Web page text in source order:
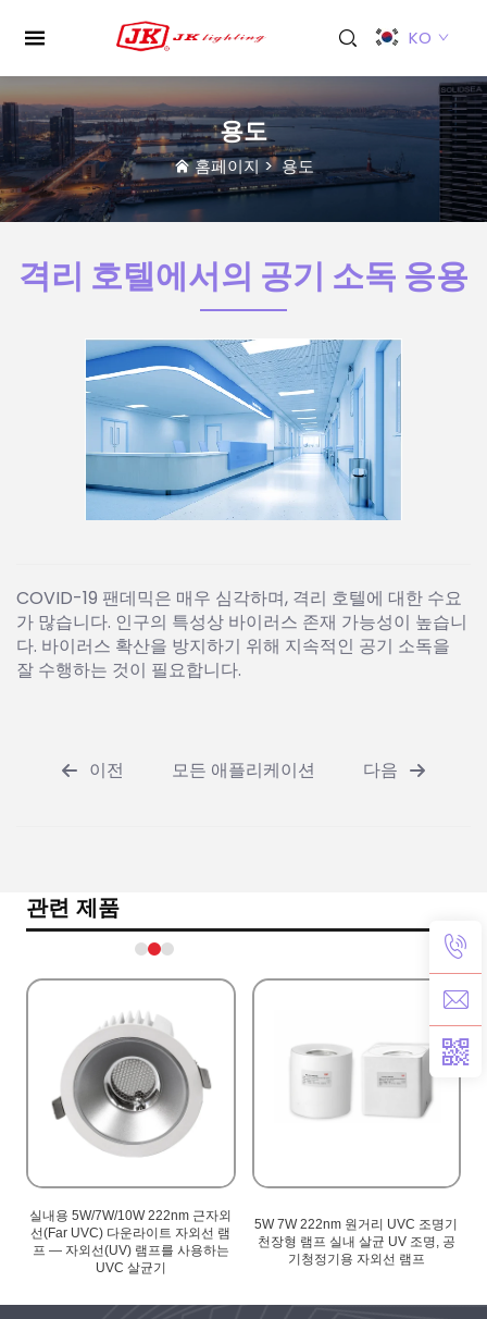
KO
용도
홈페이지>용도
격리 호텔에서의 공기 소독 응용
COVID-19 팬데믹은 매우 심각하며, 격리 호텔에 대한 수요
가 많습니다. 인구의 특성상 바이러스 존재 가능성이 높습니
다. 바이러스 확산을 방지하기 위해 지속적인 공기 소독을
잘 수행하는 것이 필요합니다.
이전 모든 애플리케이션 다음
관련 제품
실내용 5W/7W/10W 222nm 근자외
선(Far UVC) 다운라이트 자외선 램
프 — 자외선(UV) 램프를 사용하는
UVC 살균기
5W 7W 222nm 원거리 UVC 조명기
천장형 램프 실내 살균 UV 조명, 공
기청정기용 자외선 램프